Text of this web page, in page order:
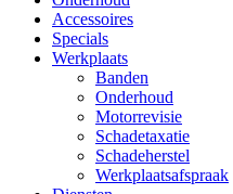
Accessoires
Specials
Werkplaats
Banden
Onderhoud
Motorrevisie
Schadetaxatie
Schadeherstel
Werkplaatsafspraak